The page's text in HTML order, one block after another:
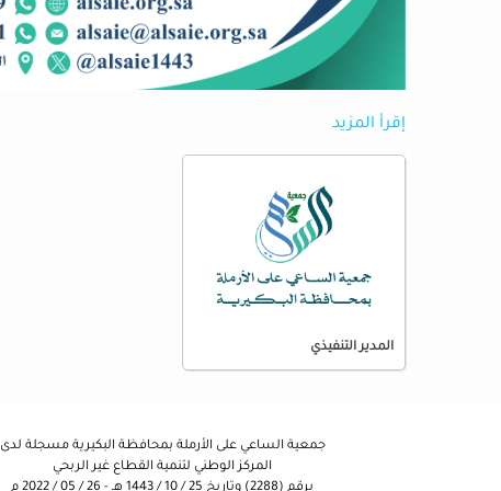
إقرأ المزيد
المدير التنفيذي
جمعية الساعي على الأرملة بمحافظة البكيرية مسجلة لدى
المركز الوطني لتنمية القطاع غير الربحي